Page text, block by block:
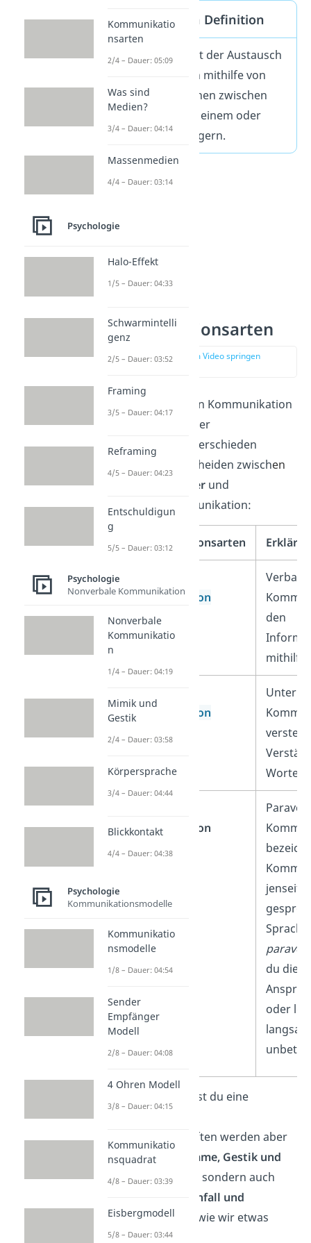
Kommunikation Definition
Kommunikation
ist der Austausch
von Informationen mithilfe von
Sprache oder Zeichen zwischen
einem Sender und einem oder
mehreren Empfängern.
Kommunikationsarten
zur Stelle im Video springen
Bei der Definition von Kommunikation
können viele Arten der
Kommunikation
unterschieden
werden. Wir unterscheiden zwischen
verbaler,
nonverbaler und
paraverbaler
Kommunikation:
Kommunikationsarten
Kommunikation
Verbale
den
mithilfe
Kommunikation
Unter
Worte.
Kommunikation
jenseits
du die
oder
In allen Fällen sendest du eine
Botschaft zum
Empfänger.
Botschaften werden aber
nicht nur durch
Stimme, Gestik und
Mimik
transportiert, sondern auch
Betonung, Tonfall und
Aussprache— also, wie wir etwas
sagen.
Kommunikatio
nsarten
2/4 – Dauer: 05:09
Was sind
Medien?
3/4 – Dauer: 04:14
Massenmedien
4/4 – Dauer: 03:14
Psychologie
Halo-Effekt
1/5 – Dauer: 04:33
Schwarmintelli
genz
2/5 – Dauer: 03:52
Framing
3/5 – Dauer: 04:17
Reframing
4/5 – Dauer: 04:23
Entschuldigun
g
5/5 – Dauer: 03:12
Psychologie
Nonverbale Kommunikation
Nonverbale
Kommunikatio
n
1/4 – Dauer: 04:19
Mimik und
Gestik
2/4 – Dauer: 03:58
Körpersprache
3/4 – Dauer: 04:44
Blickkontakt
4/4 – Dauer: 04:38
Psychologie
Kommunikationsmodelle
Kommunikatio
nsmodelle
1/8 – Dauer: 04:54
Sender
Empfänger
Modell
2/8 – Dauer: 04:08
4 Ohren Modell
3/8 – Dauer: 04:15
Kommunikatio
nsquadrat
4/8 – Dauer: 03:39
Eisbergmodell
5/8 – Dauer: 03:44